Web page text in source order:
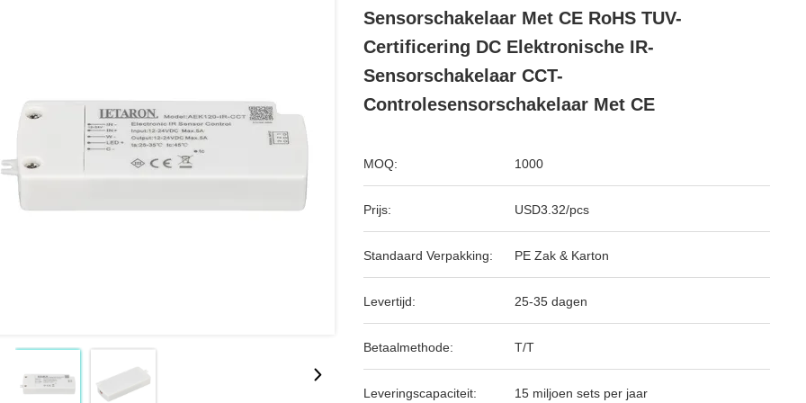
Sensorschakelaar Met CE RoHS TUV-
Certificering DC Elektronische IR-
Sensorschakelaar CCT-
Controlesensorschakelaar Met CE
MOQ: 1000
Prijs: USD3.32/pcs
Standaard Verpakking: PE Zak & Karton
Levertijd: 25-35 dagen
Betaalmethode: T/T
Leveringscapaciteit: 15 miljoen sets per jaar